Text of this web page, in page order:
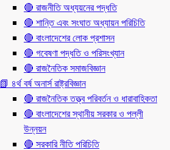
🔴 রাজনীতি অধ্যয়নের পদ্ধতি
🔴 শান্তি এবং সংঘাত অধ্যায়ন পরিচিতি
🔴 বাংলাদেশের লোক প্রশাসন
🔴 গবেষণা পদ্ধতি ও পরিসংখ্যান
🔴 রাজনৈতিক সমাজবিজ্ঞান
📗 ৪র্থ বর্ষ অনার্স রাষ্ট্রবিজ্ঞান
🔴 রাজনৈতিক তত্ত্ব পরিবর্তন ও ধারাবাহিকতা
🔴 বাংলাদেশের স্থানীয় সরকার ও পল্লী
উন্নয়ন
🔴 সরকারি নীতি পরিচিতি